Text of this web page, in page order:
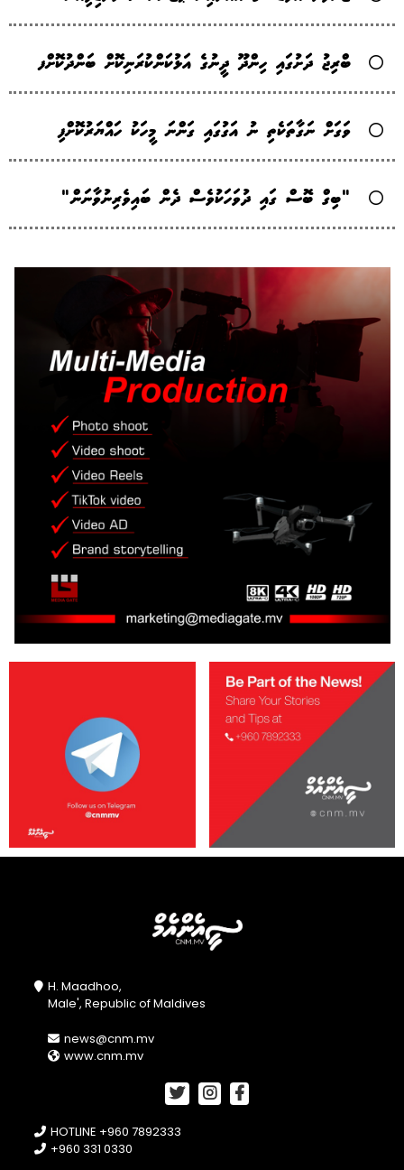
ބްރިޖު ދަށުގައި ހިންދޫ ދީނުގެ އަޅުކަންކުރަނިކޮށް ބަންދުކޮށްފ
ވަގަށް ނަގާތަކެތި ނު އަގުގައި ގަންނަ މީހަކު ހައްޔަރުކޮށްފި
"ބިގް ބޮސް ގައި ދުވަހަކުވެސް ދެން ބައިވެރިނުވާނަން"
H. Maadhoo,
Male', Republic of Maldives
news@cnm.mv
www.cnm.mv
HOTLINE +960 7892333
+960 331 0330